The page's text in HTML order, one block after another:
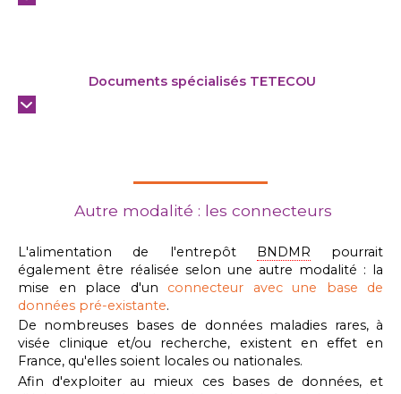
Documents spécialisés TETECOU
Autre modalité : les connecteurs
L'alimentation de l'entrepôt BNDMR pourrait
également être réalisée selon une autre modalité : la
mise en place d'un connecteur avec une base de
données pré-existante.
De nombreuses bases de données maladies rares, à
visée clinique et/ou recherche, existent en effet en
France, qu'elles soient locales ou nationales.
Afin d'exploiter au mieux ces bases de données, et